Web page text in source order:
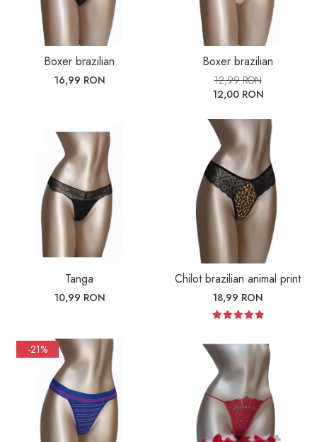
Boxer brazilian
16,99 RON
Boxer brazilian
12,99 RON
12,00 RON
Tanga
10,99 RON
Chilot brazilian animal print
18,99 RON
-21%